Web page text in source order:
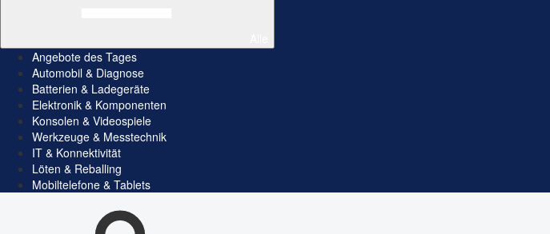
Angebote des Tages
Automobil & Diagnose
Batterien & Ladegeräte
Elektronik & Komponenten
Konsolen & Videospiele
Werkzeuge & Messtechnik
IT & Konnektivität
Löten & Reballing
Mobiltelefone & Tablets